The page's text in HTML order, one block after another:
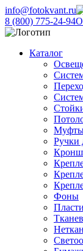
info@fotokvant.ru
8 (800) 775-24-94
Каталог
Муфты
Ручки
Фоны